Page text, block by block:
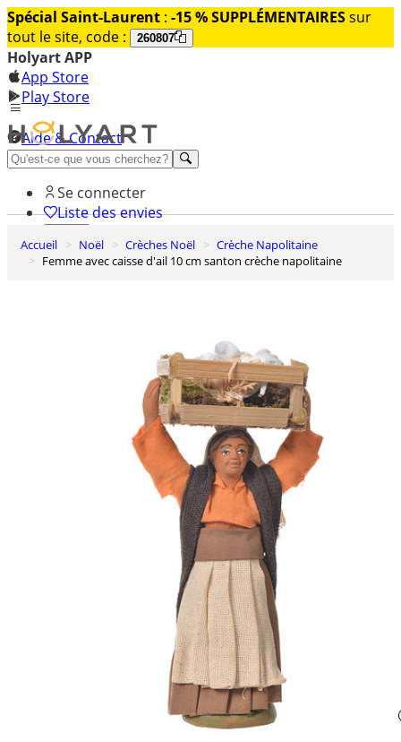
Spécial Saint-Laurent : -15 % SUPPLÉMENTAIRESsur
tout le site, code :
260807
Holyart APP
App Store
Play Store
Aide & Contact
Découvrez Premium
Se connecter
Liste des envies
0
Panier
Accueil Noël Crèches Noël
Crèche Napolitaine
Femme avec caisse d'ail 10 cm santon crèche napolitaine